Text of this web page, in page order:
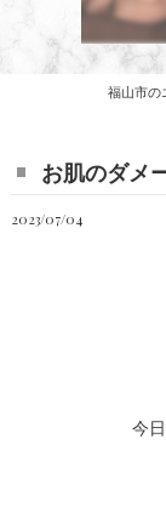
福山市の
お肌のダメ
2023/07/04
今